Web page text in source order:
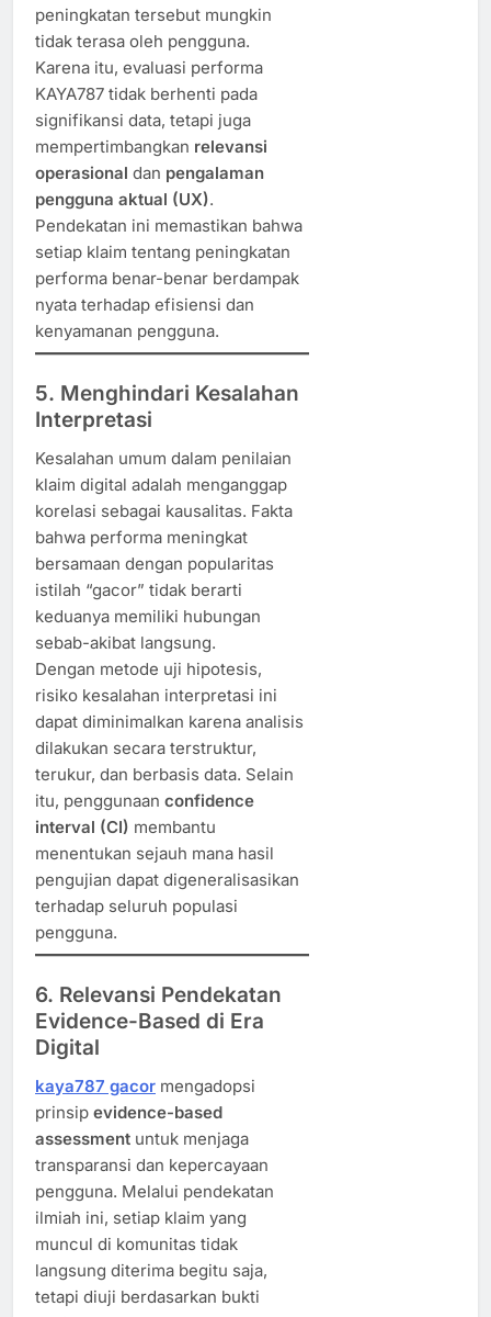
peningkatan tersebut mungkin
tidak terasa oleh pengguna.
Karena itu, evaluasi performa
KAYA787 tidak berhenti pada
signifikansi data, tetapi juga
mempertimbangkan relevansi
operasional dan pengalaman
pengguna aktual (UX).
Pendekatan ini memastikan bahwa
setiap klaim tentang peningkatan
performa benar-benar berdampak
nyata terhadap efisiensi dan
kenyamanan pengguna.
5. Menghindari Kesalahan
Interpretasi
Kesalahan umum dalam penilaian
klaim digital adalah menganggap
korelasi sebagai kausalitas. Fakta
bahwa performa meningkat
bersamaan dengan popularitas
istilah “gacor” tidak berarti
keduanya memiliki hubungan
sebab-akibat langsung.
Dengan metode uji hipotesis,
risiko kesalahan interpretasi ini
dapat diminimalkan karena analisis
dilakukan secara terstruktur,
terukur, dan berbasis data. Selain
itu, penggunaan confidence
interval (CI) membantu
menentukan sejauh mana hasil
pengujian dapat digeneralisasikan
terhadap seluruh populasi
pengguna.
6. Relevansi Pendekatan
Evidence-Based di Era
Digital
kaya787 gacor mengadopsi
prinsip evidence-based
assessment untuk menjaga
transparansi dan kepercayaan
pengguna. Melalui pendekatan
ilmiah ini, setiap klaim yang
muncul di komunitas tidak
langsung diterima begitu saja,
tetapi diuji berdasarkan bukti